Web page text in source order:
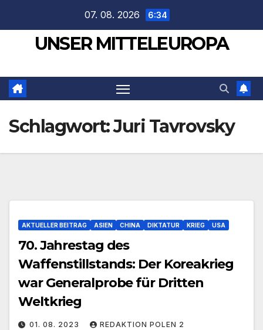
springen
07. 08. 2026 6:34
UNSER MITTELEUROPA
Schlagwort:Juri Tavrovsky
AKTUELLER BEITRAG ASIEN CHINA DIKTATUR KRIEG USA
70. Jahrestag des
Waffenstillstands: Der Koreakrieg
war Generalprobe für Dritten
Weltkrieg
01. 08. 2023 REDAKTION POLEN 2